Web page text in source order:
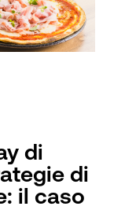
di
di
il caso